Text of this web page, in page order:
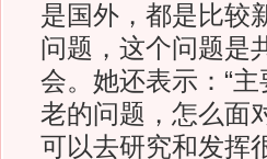
是国外，都是比较
问题，这个问题是
会。她还表示：“
老的问题，怎么面
可以去研究和发挥